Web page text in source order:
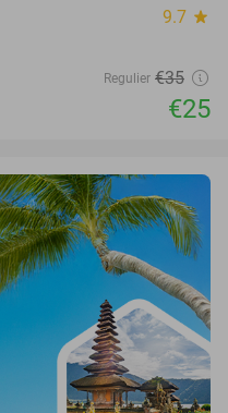
9.7 star
Regulier €35
€25